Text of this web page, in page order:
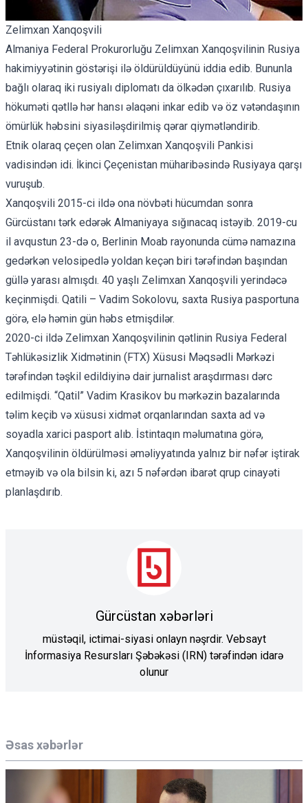
Əsas xəbərlər
Zelimxan Xanqoşvili
Almaniya Federal Prokurorluğu Zelimxan Xanqoşvilinin Rusiya
hakimiyyətinin göstərişi ilə öldürüldüyünü iddia edib. Bununla
bağlı olaraq iki rusiyalı diplomatı da ölkədən çıxarılıb. Rusiya
hökuməti qətllə hər hansı əlaqəni inkar edib və öz vətəndaşının
ömürlük həbsini siyasiləşdirilmiş qərar qiymətləndirib.
Etnik olaraq çeçen olan Zelimxan Xanqoşvili Pankisi
vadisindən idi. İkinci Çeçenistan müharibəsində Rusiyaya qarşı
vuruşub.
Xanqoşvili 2015-ci ildə ona növbəti hücumdan sonra
Gürcüstanı tərk edərək Almaniyaya sığınacaq istəyib. 2019-cu
il avqustun 23-də o, Berlinin Moab rayonunda cümə namazına
gedərkən velosipedlə yoldan keçən biri tərəfindən başından
güllə yarası almışdı. 40 yaşlı Zelimxan Xanqoşvili yerindəcə
keçinmişdi. Qatili – Vadim Sokolovu, saxta Rusiya pasportuna
görə, elə həmin gün həbs etmişdilər.
2020-ci ildə Zelimxan Xanqoşvilinin qətlinin Rusiya Federal
Təhlükəsizlik Xidmətinin (FTX) Xüsusi Məqsədli Mərkəzi
tərəfindən təşkil edildiyinə dair jurnalist araşdırması dərc
edilmişdi. “Qatil” Vadim Krasikov bu mərkəzin bazalarında
təlim keçib və xüsusi xidmət orqanlarından saxta ad və
soyadla xarici pasport alıb. İstintaqın məlumatına görə,
Xanqoşvilinin öldürülməsi əməliyyatında yalnız bir nəfər iştirak
etməyib və ola bilsin ki, azı 5 nəfərdən ibarət qrup cinayəti
planlaşdırıb.
Gürcüstan xəbərləri
müstəqil, ictimai-siyasi onlayn nəşrdir. Vebsayt
İnformasiya Resursları Şəbəkəsi (IRN) tərəfindən idarə
olunur